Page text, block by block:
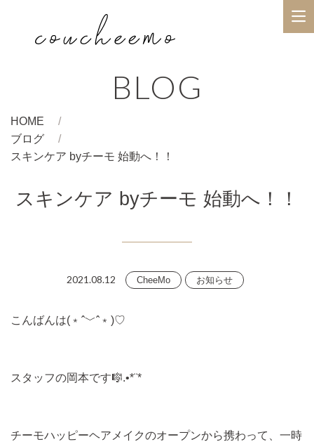
BLOG
HOME
ブログ
スキンケア byチーモ 始動へ！！
スキンケア byチーモ 始動へ！！
2021.08.12 CheeMo お知らせ
こんばんは(﹡ˆ﹀ˆ﹡)♡
スタッフの岡本です🎼.•*¨*
チーモハッピーヘアメイクのオープンから携わって、一時